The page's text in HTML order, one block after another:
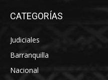
CATEGORÍAS
Judiciales
Barranquilla
Nacional